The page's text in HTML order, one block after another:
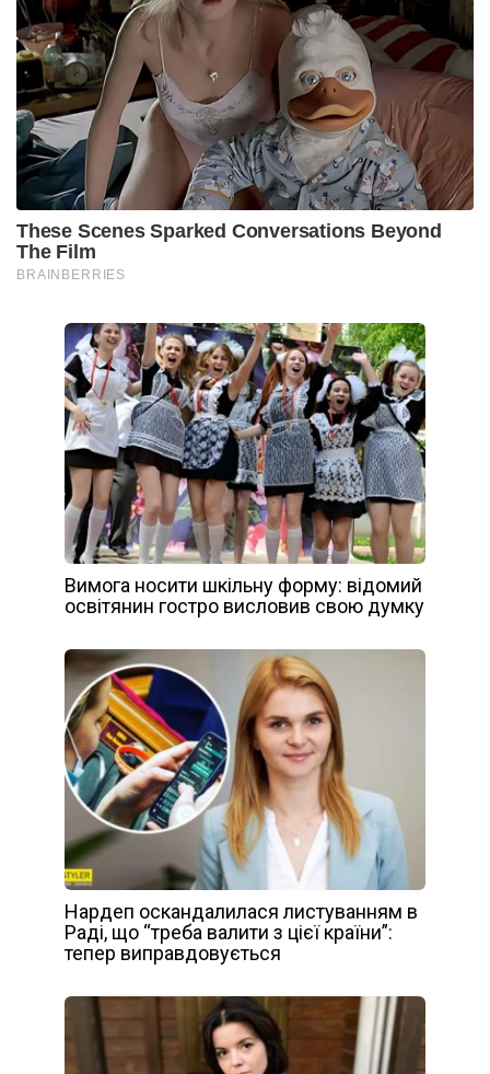
Вимога носити шкільну форму: відомий
освітянин гостро висловив свою думку
Нардеп оскандалилася листуванням в
Раді, що “треба валити з цієї країни”:
тепер виправдовується